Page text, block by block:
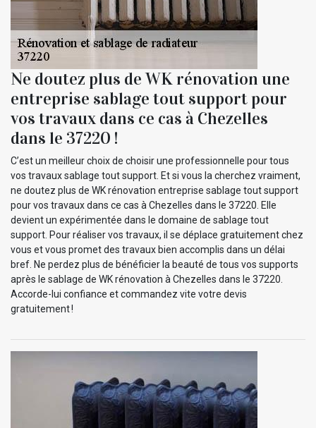
Ne doutez plus de WK rénovation une
entreprise sablage tout support pour
vos travaux dans ce cas à Chezelles
dans le 37220 !
C’est un meilleur choix de choisir une professionnelle pour tous
vos travaux sablage tout support. Et si vous la cherchez vraiment,
ne doutez plus de WK rénovation entreprise sablage tout support
pour vos travaux dans ce cas à Chezelles dans le 37220. Elle
devient un expérimentée dans le domaine de sablage tout
support. Pour réaliser vos travaux, il se déplace gratuitement chez
vous et vous promet des travaux bien accomplis dans un délai
bref. Ne perdez plus de bénéficier la beauté de tous vos supports
après le sablage de WK rénovation à Chezelles dans le 37220.
Accorde-lui confiance et commandez vite votre devis
gratuitement !